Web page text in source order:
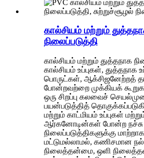
கால்சியம் மற்றும்
நிலைப்படுத்தி
கால்சியம் மற்றும் துத்தநாக
கால்சியம் உப்புகள், துத்தநாக
பொருட்கள், ஆக்சிஜனேற்றத்
போன்றவற்றை முக்கியக்
ஒரு சிறப்பு கலவைச்
பயன்படுத்தித்
மற்றும் காட்மியம் உப்புகள்
ஆர்கனோடின்கள் போன்ற நச்சு
நிலைப்படுத்திகளுக்கு
மட்டுமல்லாமல், கணிசமான
நிலைத்தன்மை, ஒளி